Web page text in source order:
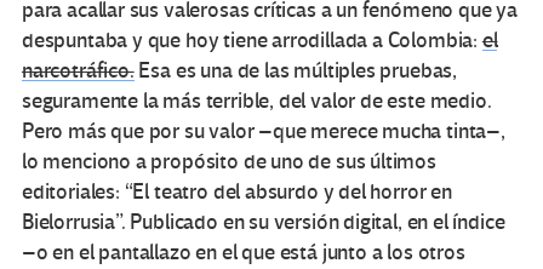
para acallar sus valerosas críticas a un fenómeno que ya
despuntaba y que hoy tiene arrodillada a Colombia:el
narcotráfico.Esa es una de las múltiples pruebas,
seguramente la más terrible, del valor de este medio.
Pero más que por su valor –que merece mucha tinta–,
lo menciono a propósito de uno de sus últimos
editoriales: “El teatro del absurdo y del horror en
Bielorrusia”. Publicado en su versión digital, en el índice
–o en el pantallazo en el que está junto a los otros